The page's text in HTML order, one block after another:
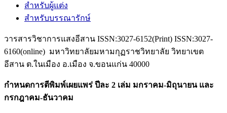
สำหรับผู้แต่ง
สำหรับบรรณารักษ์
วารสารวิชาการแสงอีสาน ISSN:3027-6152(Print) ISSN:3027-
6160(online) มหาวิทยาลัยมหามกุฏราชวิทยาลัย วิทยาเขต
อีสาน ต.ในเมือง อ.เมือง จ.ขอนแก่น 40000
กำหนดการตีพิมพ์เผยแพร่ ปีละ 2 เล่ม มกราคม-มิถุนายน และ
กรกฎาคม-ธันวาคม